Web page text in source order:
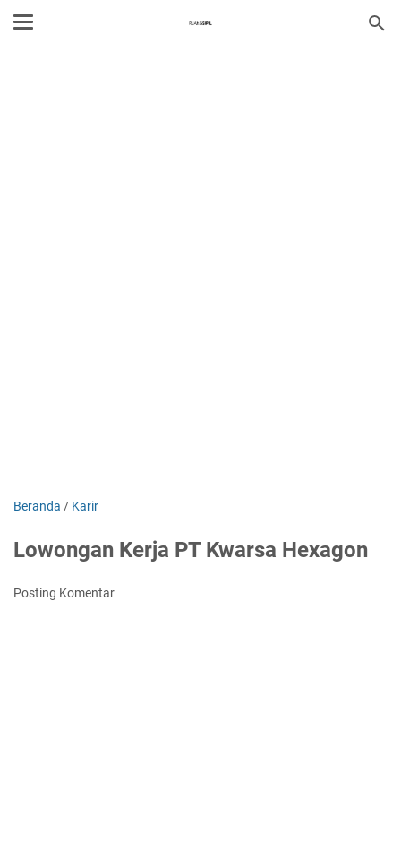
Beranda / Karir
Lowongan Kerja PT Kwarsa Hexagon
Posting Komentar